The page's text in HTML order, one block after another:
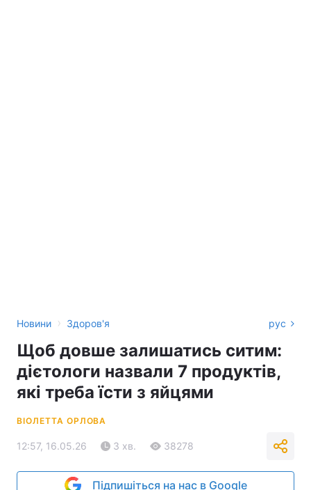
Новини › Здоров'я рус
Щоб довше залишатись ситим:
дієтологи назвали 7 продуктів,
які треба їсти з яйцями
ВІОЛЕТТА ОРЛОВА
12:57, 16.05.26 3 хв. 38278
Підпишіться на нас в Google